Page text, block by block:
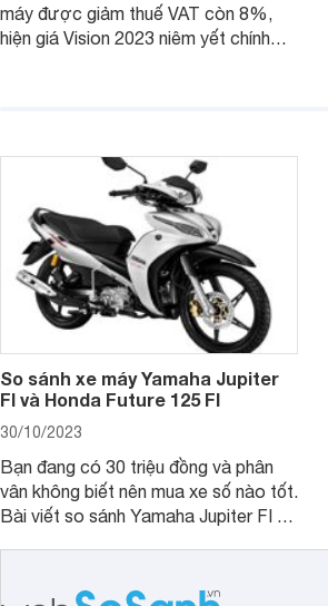
máy được giảm thuế VAT còn 8%,
hiện giá Vision 2023 niêm yết chính
So sánh xe máy Yamaha Jupiter
FI và Honda Future 125 FI
30/10/2023
Bạn đang có 30 triệu đồng và phân
vân không biết nên mua xe số nào tốt.
Bài viết so sánh Yamaha Jupiter FI và